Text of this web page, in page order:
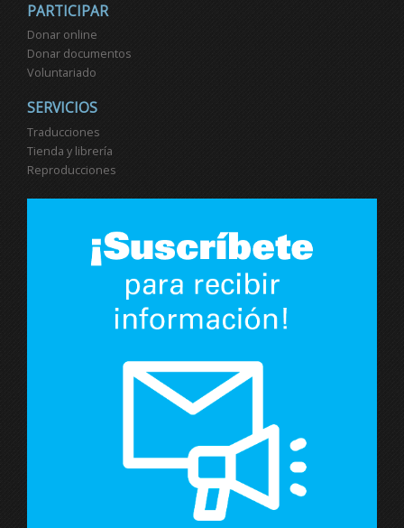
PARTICIPAR
Donar online
Donar documentos
Voluntariado
SERVICIOS
Traducciones
Tienda y librería
Reproducciones